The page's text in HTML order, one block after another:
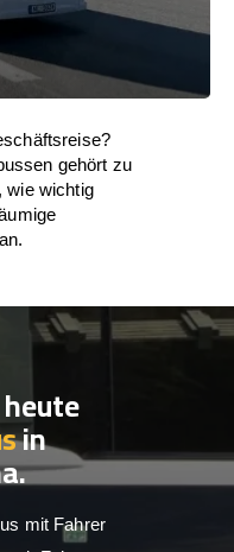
gehört zu
wie wichtig
in
mit Fahrer